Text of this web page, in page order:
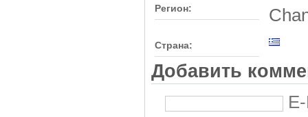
Регион:
Страна:
Добавить